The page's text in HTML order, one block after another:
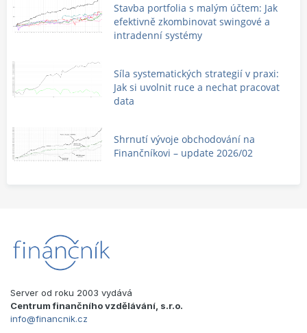
Stavba portfolia s malým účtem: Jak
efektivně zkombinovat swingové a
intradenní systémy
Síla systematických strategií v praxi:
Jak si uvolnit ruce a nechat pracovat
data
Shrnutí vývoje obchodování na
Finančníkovi – update 2026/02
Server od roku 2003 vydává
Centrum finančního vzdělávání, s.r.o.
info@financnik.cz